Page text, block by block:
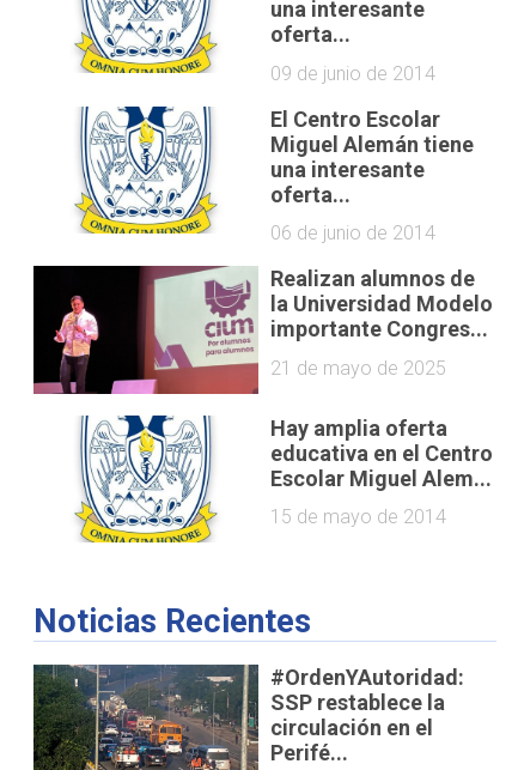
una interesante
oferta...
09 de junio de 2014
El Centro Escolar
Miguel Alemán tiene
una interesante
oferta...
06 de junio de 2014
Realizan alumnos de
la Universidad Modelo
importante Congres...
21 de mayo de 2025
Hay amplia oferta
educativa en el Centro
Escolar Miguel Alem...
15 de mayo de 2014
Noticias Recientes
#OrdenYAutoridad:
SSP restablece la
circulación en el
Perifé...